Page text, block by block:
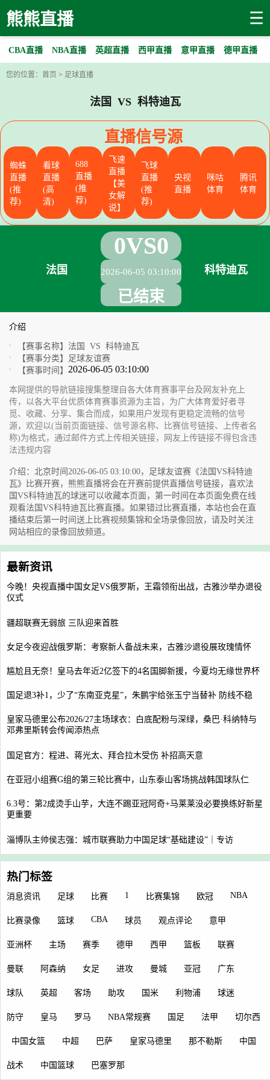
熊熊直播 ☰
CBA直播 NBA直播 英超直播 西甲直播 意甲直播 德甲直播
您的位置： 首页 > 足球直播
法国 VS 科特迪瓦
直播信号源
蜘蛛
直播
(推
荐)
看球
直播
(高
清)
688
直播
(推
荐)
飞速
直播
【美
女解
说】
飞球
直播
(推
荐)
央视
直播
咪咕
体育
腾讯
体育
法国
0VS0
2026-06-05 03:10:00
已结束
科特迪瓦
介绍
【赛事名称】 法国 VS 科特迪瓦
【赛事分类】
足球友谊赛
【赛事时间】 2026-06-05 03:10:00
本网提供的导航链接搜集整理自各大体育赛事平台及网友补充上
传，以各大平台优质体育赛事资源为主旨，为广大体育爱好者寻
觅、收藏、分享、集合而成，如果用户发现有更稳定流畅的信号
源，欢迎以(当前页面链接、信号源名称、比赛信号链接、上传者名
称)为格式，通过邮件方式上传相关链接，网友上传链接不得包含违
法违规内容
介绍：北京时间2026-06-05 03:10:00，足球友谊赛《法国VS科特迪
瓦》比赛开赛，熊熊直播将会在开赛前提供直播信号链接，喜欢法
国VS科特迪瓦的球迷可以收藏本页面，第一时间在本页面免费在线
观看法国VS科特迪瓦比赛直播。如果错过比赛直播，本站也会在直
播结束后第一时间送上比赛视频集锦和全场录像回放，请及时关注
网站相应的录像回放频道。
最新资讯
今晚！央视直播中国女足VS俄罗斯，王霜领衔出战，古雅沙举办退役
仪式
疆超联赛无弱旅 三队迎来首胜
女足今夜迎战俄罗斯：考察新人备战未来，古雅沙退役展玫瑰情怀
尴尬且无奈！皇马去年近2亿签下的4名国脚新援，今夏均无缘世界杯
国足退3补1，少了“东南亚克星”，朱鹏宇给张玉宁当替补 防线不稳
皇家马德里公布2026/27主场球衣：白底配粉与深绿，桑巴·科纳特与
邓弗里斯转会传闻添热点
国足官方：程进、蒋光太、拜合拉木受伤 补招高天意
在亚冠小组赛G组的第三轮比赛中，山东泰山客场挑战韩国球队仁
6.3号：第2成烫手山芋，大连不踢亚冠阿奇+马莱莱没必要换练好新星
更重要
淄博队主帅侯志强：城市联赛助力中国足球“基础建设”｜专访
热门标签
消息资讯 足球 比赛 1 比赛集锦 欧冠 NBA
比赛录像 篮球 CBA 球员 观点评论 意甲
亚洲杯 主场 赛季 德甲 西甲 篮板 联赛
曼联 阿森纳 女足 进攻 曼城 亚冠 广东
球队 英超 客场 助攻 国米 利物浦 球迷
防守 皇马 罗马 NBA常规赛 国足 法甲 切尔西
中国女篮 中超 巴萨 皇家马德里 那不勒斯 中国
战术 中国篮球 巴塞罗那